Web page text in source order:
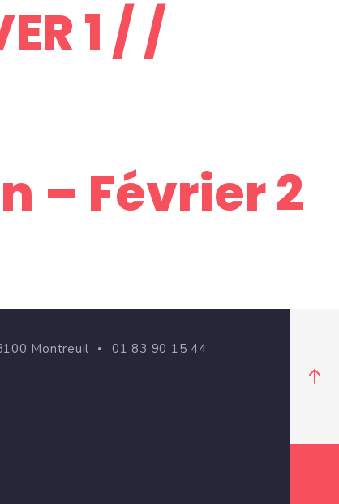
1 / /
– Février 2
Montreuil 01 83 90 15 44